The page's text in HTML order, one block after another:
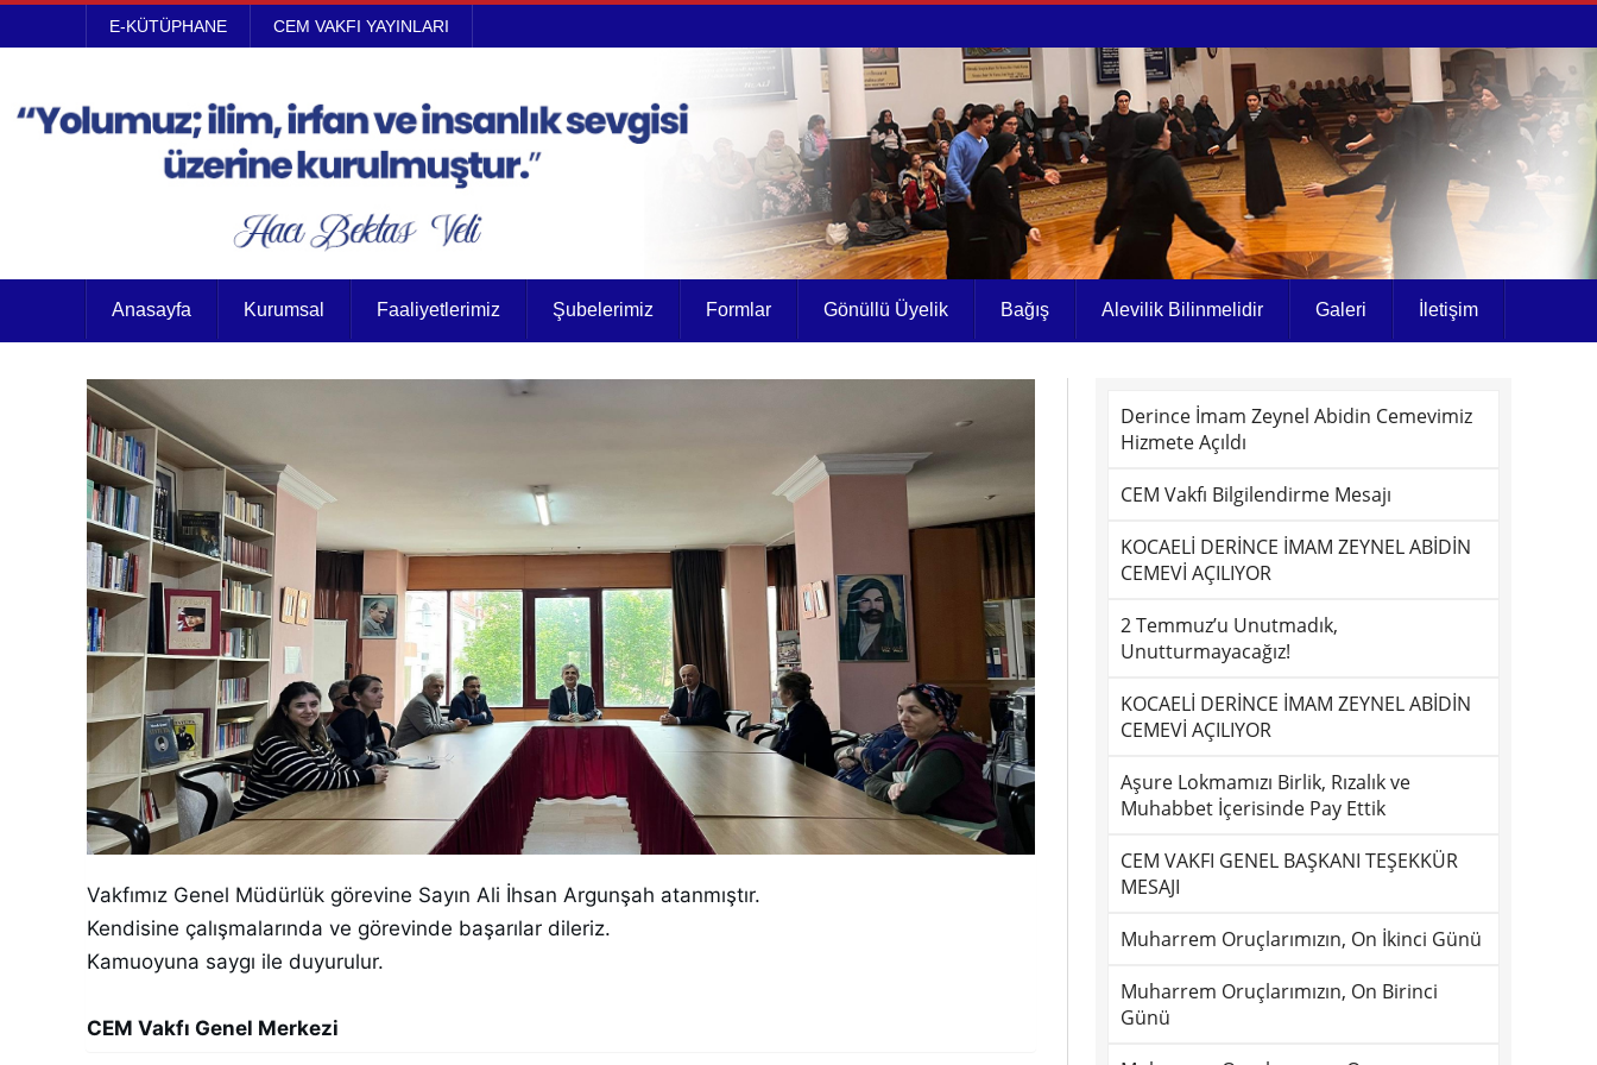
E-KÜTÜPHANE CEM VAKFI YAYINLARI
Anasayfa Kurumsal Faaliyetlerimiz Şubelerimiz Formlar Gönüllü Üyelik Bağış Alevilik Bilinmelidir Galeri İletişim
Vakfımız Genel Müdürlük görevine Sayın Ali İhsan Argunşah atanmıştır.
Kendisine çalışmalarında ve görevinde başarılar dileriz.
Kamuoyuna saygı ile duyurulur.
CEM Vakfı Genel Merkezi
Derince İmam Zeynel Abidin Cemevimiz
Hizmete Açıldı
CEM Vakfı Bilgilendirme Mesajı
KOCAELİ DERİNCE İMAM ZEYNEL ABİDİN
CEMEVİ AÇILIYOR
2 Temmuz’u Unutmadık,
Unutturmayacağız!
KOCAELİ DERİNCE İMAM ZEYNEL ABİDİN
CEMEVİ AÇILIYOR
Aşure Lokmamızı Birlik, Rızalık ve
Muhabbet İçerisinde Pay Ettik
CEM VAKFI GENEL BAŞKANI TEŞEKKÜR
MESAJI
Muharrem Oruçlarımızın, On İkinci Günü
Muharrem Oruçlarımızın, On Birinci
Günü